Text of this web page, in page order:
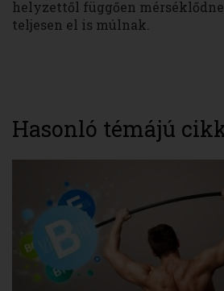
helyzettől függően
teljesen el is múlnak.
Hasonló témájú